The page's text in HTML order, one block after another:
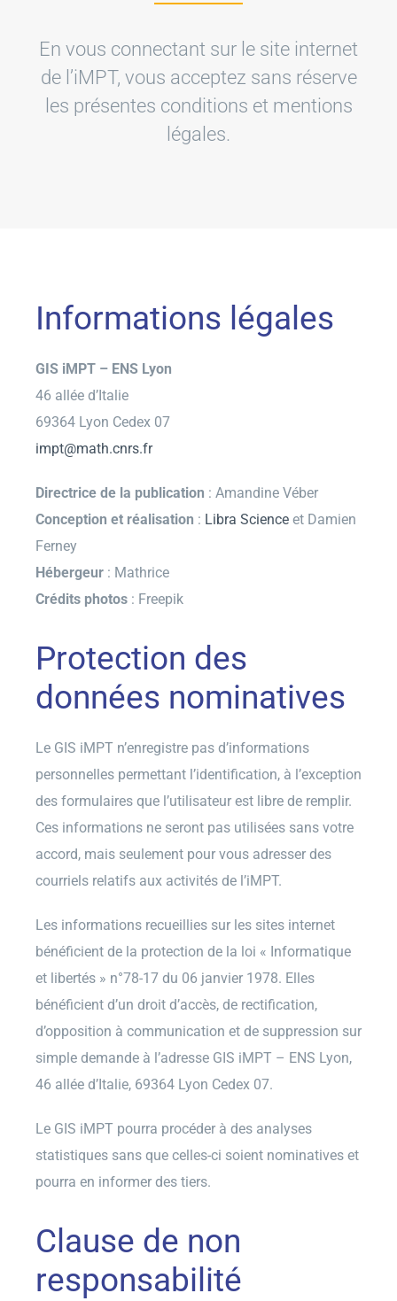
Ressources
En vous connectant sur le site internet
de l’iMPT, vous acceptez sans réserve
les présentes conditions et mentions
légales.
Informations légales
GIS iMPT – ENS Lyon
46 allée d’Italie
69364 Lyon Cedex 07
impt@math.cnrs.fr
Directrice de la publication : Amandine Véber
Conception et réalisation : Libra Scienceet Damien
Ferney
Hébergeur: Mathrice
Crédits photos: Freepik
Protection des
données nominatives
Le GIS iMPT n’enregistre pas d’informations
personnelles permettant l’identification, à l’exception
des formulaires que l’utilisateur est libre de remplir.
Ces informations ne seront pas utilisées sans votre
accord, mais seulement pour vous adresser des
courriels relatifs aux activités de l’iMPT.
Les informations recueillies sur les sites internet
bénéficient de la protection de la loi « Informatique
et libertés » n°78-17 du 06 janvier 1978. Elles
bénéficient d’un droit d’accès, de rectification,
d’opposition à communication et de suppression sur
simple demande à l’adresse GIS iMPT – ENS Lyon,
46 allée d’Italie, 69364 Lyon Cedex 07.
Le GIS iMPT pourra procéder à des analyses
statistiques sans que celles-ci soient nominatives et
pourra en informer des tiers.
Clause de non
responsabilité